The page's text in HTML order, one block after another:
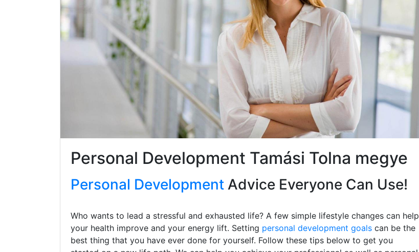
Personal Development Tamási Tolna megye
Personal Development Advice Everyone Can Use!
Who wants to lead a stressful and exhausted life? A few simple lifestyle changes can help
your health improve and your energy lift. Setting personal development goals can be the
best thing that you have ever done for yourself. Follow these tips below to get you